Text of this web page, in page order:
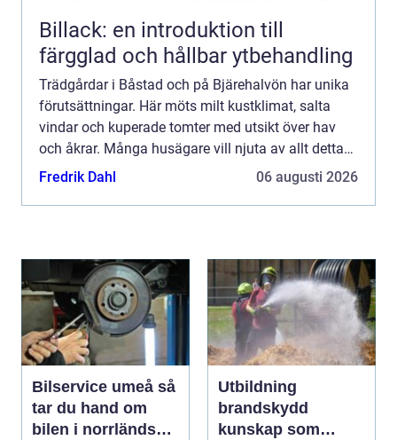
Billack: en introduktion till
färgglad och hållbar ytbehandling
Trädgårdar i Båstad och på Bjärehalvön har unika
förutsättningar. Här möts milt kustklimat, salta
vindar och kuperade tomter med utsikt över hav
och åkrar. Många husägare vill njuta av allt detta
utan att lägga all ledig tid på ogräs, beskärning
Fredrik Dahl 06 augusti 2026
Bilservice umeå så
tar du hand om
bilen i norrländskt
Utbildning
brandskydd
kunskap som